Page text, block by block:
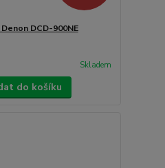
DCD-900NE
Skladem
do košíku